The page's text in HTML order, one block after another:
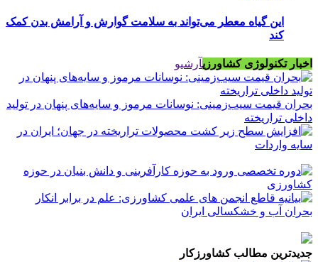
این گیاه معطر می‌تواند به سلامت گوارش و آرامش بدن کمک
کند
اخبار تکنولوژی کشاورزیآرشیو
بحران قیمت سیب‌زمینی: نوسانات مرموز و سایه‌های پنهان در تولید
داخلی تراریخته
جدیدترین مطالب کشاورزکار